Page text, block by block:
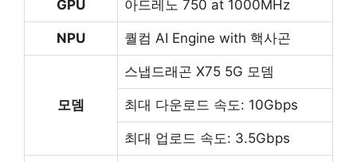
GPU 아드레노 750 at 1000MHz
NPU 퀄컴 AI Engine with 핵사곤
모뎀
스냅드래곤 X75 5G 모뎀
최대 다운로드 속도: 10Gbps
최대 업로드 속도: 3.5Gbps